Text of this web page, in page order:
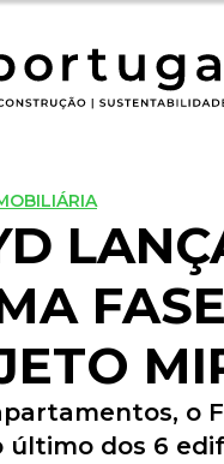
o
último dos 6